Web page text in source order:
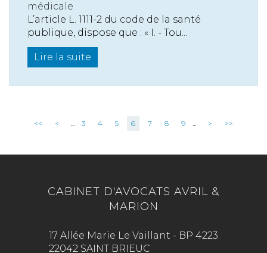
médicale
L’article L. 1111-2 du code de la santé
publique, dispose que : « I. - Tou...
Lire la suite
<< < ... 3 4 5 6 7 8 9 ... > >>
CABINET D'AVOCATS AVRIL &
MARION
17 Allée Marie Le Vaillant - BP 4223
22042 SAINT BRIEUC